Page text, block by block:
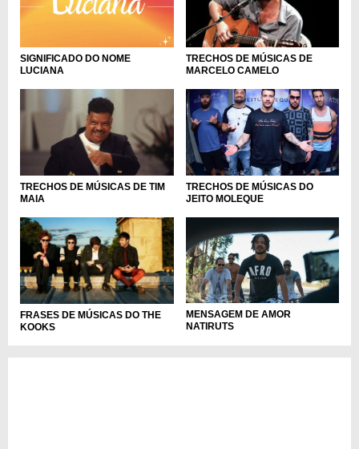
SIGNIFICADO DO NOME
LUCIANA
TRECHOS DE MÚSICAS DE
MARCELO CAMELO
TRECHOS DE MÚSICAS DE TIM
MAIA
TRECHOS DE MÚSICAS DO
JEITO MOLEQUE
FRASES DE MÚSICAS DO THE
KOOKS
MENSAGEM DE AMOR
NATIRUTS